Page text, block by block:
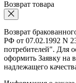
Возврат товара
Возврат
РФ от 07.02.1992 N
потребителей". Для
оформить Заявку на
надлежащего